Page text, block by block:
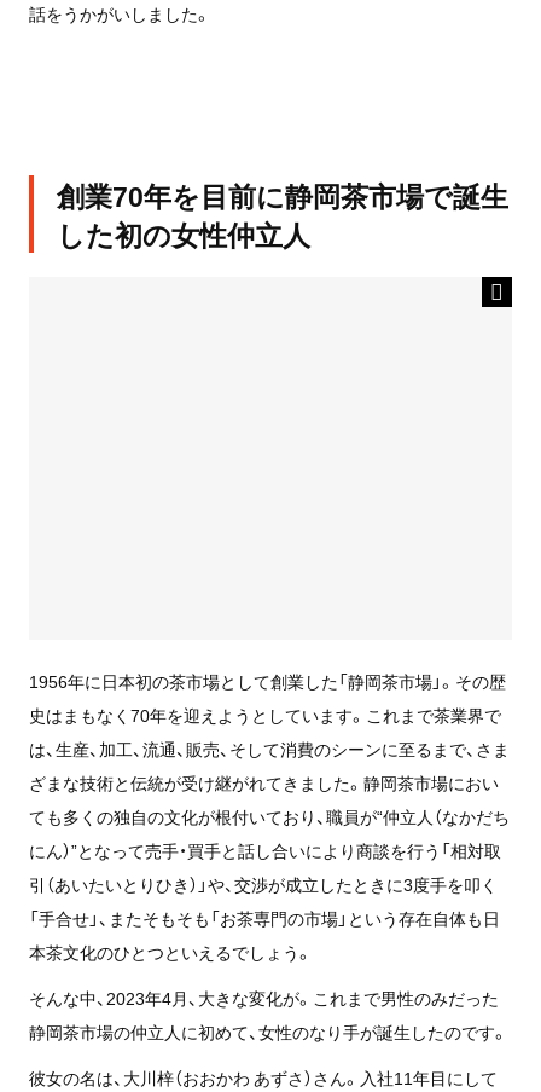
話をうかがいしました。
創業70年を目前に静岡茶市場で誕生
した初の女性仲立人
1956年に日本初の茶市場として創業した「静岡茶市場」。その歴
史はまもなく70年を迎えようとしています。これまで茶業界で
は、生産、加工、流通、販売、そして消費のシーンに至るまで、さま
ざまな技術と伝統が受け継がれてきました。静岡茶市場におい
ても多くの独自の文化が根付いており、職員が“仲立人（なかだち
にん）”となって売手・買手と話し合いにより商談を行う「相対取
引（あいたいとりひき）」や、交渉が成立したときに3度手を叩く
「手合せ」、またそもそも「お茶専門の市場」という存在自体も日
本茶文化のひとつといえるでしょう。
そんな中、2023年4月、大きな変化が。これまで男性のみだった
静岡茶市場の仲立人に初めて、女性のなり手が誕生したのです。
彼女の名は、大川梓（おおかわ あずさ）さん。入社11年目にして